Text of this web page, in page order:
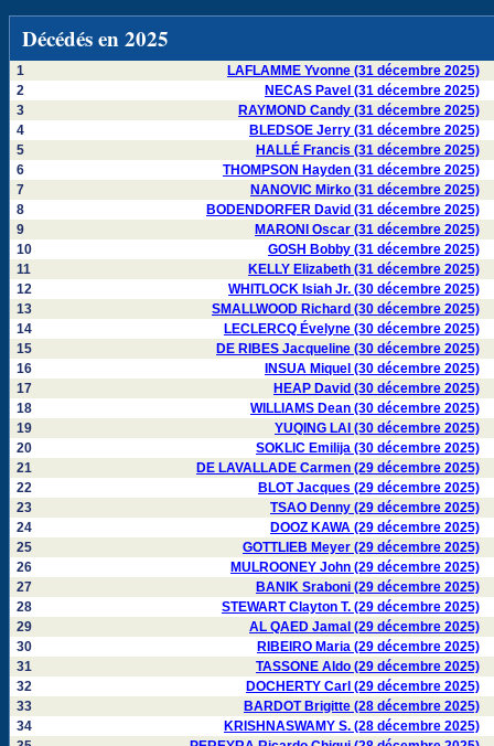
Décédés en 2025
1
LAFLAMME Yvonne (31 décembre 2025)
2
NECAS Pavel (31 décembre 2025)
3
RAYMOND Candy (31 décembre 2025)
4
BLEDSOE Jerry (31 décembre 2025)
5
HALLÉ Francis (31 décembre 2025)
6
THOMPSON Hayden (31 décembre 2025)
7
NANOVIC Mirko (31 décembre 2025)
8
BODENDORFER David (31 décembre 2025)
9
MARONI Oscar (31 décembre 2025)
10
GOSH Bobby (31 décembre 2025)
11
KELLY Elizabeth (31 décembre 2025)
12
WHITLOCK Isiah Jr. (30 décembre 2025)
13
SMALLWOOD Richard (30 décembre 2025)
14
LECLERCQ Évelyne (30 décembre 2025)
15
DE RIBES Jacqueline (30 décembre 2025)
16
INSUA Miquel (30 décembre 2025)
17
HEAP David (30 décembre 2025)
18
WILLIAMS Dean (30 décembre 2025)
19
YUQING LAI (30 décembre 2025)
20
SOKLIC Emilija (30 décembre 2025)
21
DE LAVALLADE Carmen (29 décembre 2025)
22
BLOT Jacques (29 décembre 2025)
23
TSAO Denny (29 décembre 2025)
24
DOOZ KAWA (29 décembre 2025)
25
GOTTLIEB Meyer (29 décembre 2025)
26
MULROONEY John (29 décembre 2025)
27
BANIK Sraboni (29 décembre 2025)
28
STEWART Clayton T. (29 décembre 2025)
29
AL QAED Jamal (29 décembre 2025)
30
RIBEIRO Maria (29 décembre 2025)
31
TASSONE Aldo (29 décembre 2025)
32
DOCHERTY Carl (29 décembre 2025)
33
BARDOT Brigitte (28 décembre 2025)
34
KRISHNASWAMY S. (28 décembre 2025)